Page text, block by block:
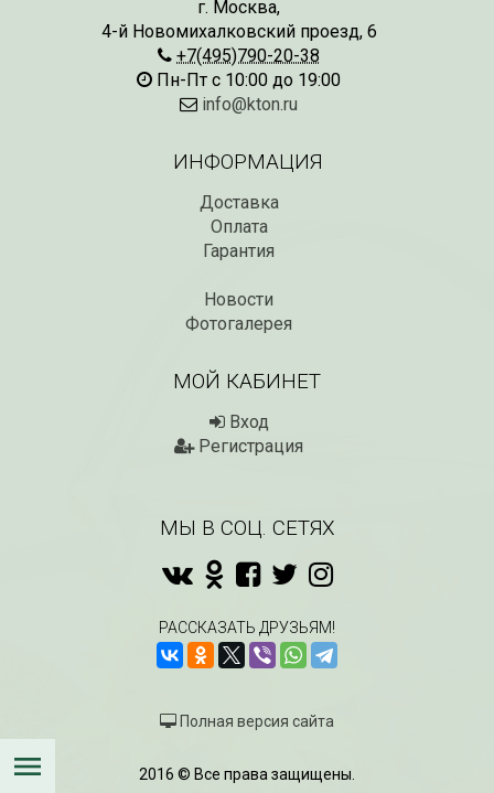
г. Москва,
4-й Новомихалковский проезд, 6
+7(495)790-20-38
Пн-Пт с 10:00 до 19:00
info@kton.ru
ИНФОРМАЦИЯ
Доставка
Оплата
Гарантия
Новости
Фотогалерея
МОЙ КАБИНЕТ
Вход
Регистрация
МЫ В СОЦ. СЕТЯХ
РАССКАЗАТЬ ДРУЗЬЯМ!
Полная версия сайта
2016 © Все права защищены.